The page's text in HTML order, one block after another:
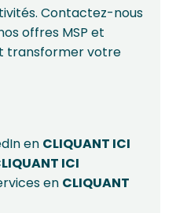
Contactez-nous
offres MSP et
transformer votre
en CLIQUANT ICI
ICI
en CLIQUANT